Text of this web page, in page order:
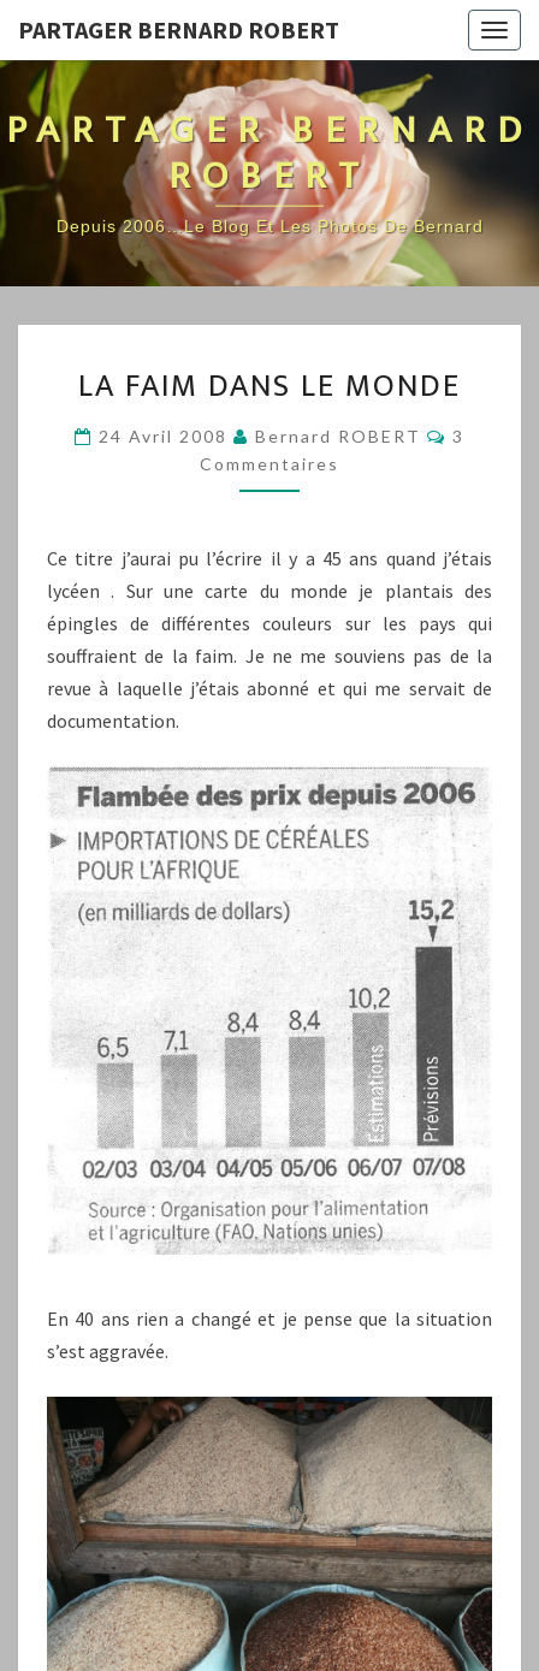
PARTAGER BERNARD ROBERT
PARTAGER BERNARD
ROBERT
Depuis 2006…Le Blog Et Les Photos De Bernard
FAIM
LE
MONDE
LA FAIM DANS LE MONDE
24 Avril 2008 Bernard ROBERT
3
Commentaires
Ce titre j’aurai pu l’écrire il y a 45 ans quand j’étais
lycéen . Sur une carte du monde je plantais des
épingles de différentes couleurs sur les pays qui
souffraient de la faim. Je ne me souviens pas de la
revue à laquelle j’étais abonné et qui me servait de
documentation.
En 40 ans rien a changé et je pense que la situation
s’est aggravée.